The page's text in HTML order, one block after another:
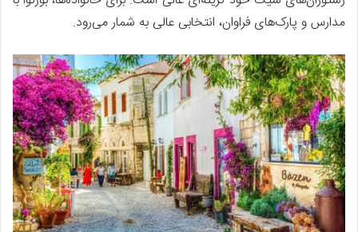
مدارس و پارک‌های فراوان، انتخابی عالی به شمار می‌رود.